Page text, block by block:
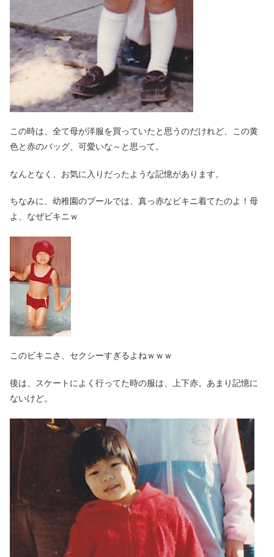
この時は、全て母が洋服を買っていたと思うのだけれど、この黄
色と赤のバッグ、可愛いな～と思って。
なんとなく、お気に入りだったような記憶があります。
ちなみに、幼稚園のプールでは、真っ赤なビキニ着てたのよ！母
よ、なぜビキニｗ
このビキニさ、セクシーすぎるよねｗｗｗ
後は、スケートによく行ってた時の服は、上下赤。あまり記憶に
ないけど。